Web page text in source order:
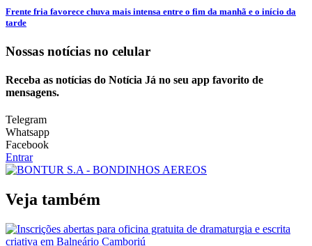
Frente fria favorece chuva mais intensa entre o fim da manhã e o início da
tarde
Nossas notícias no celular
Receba as notícias do Notícia Já no seu app favorito de
mensagens.
Telegram
Whatsapp
Facebook
Entrar
Veja também